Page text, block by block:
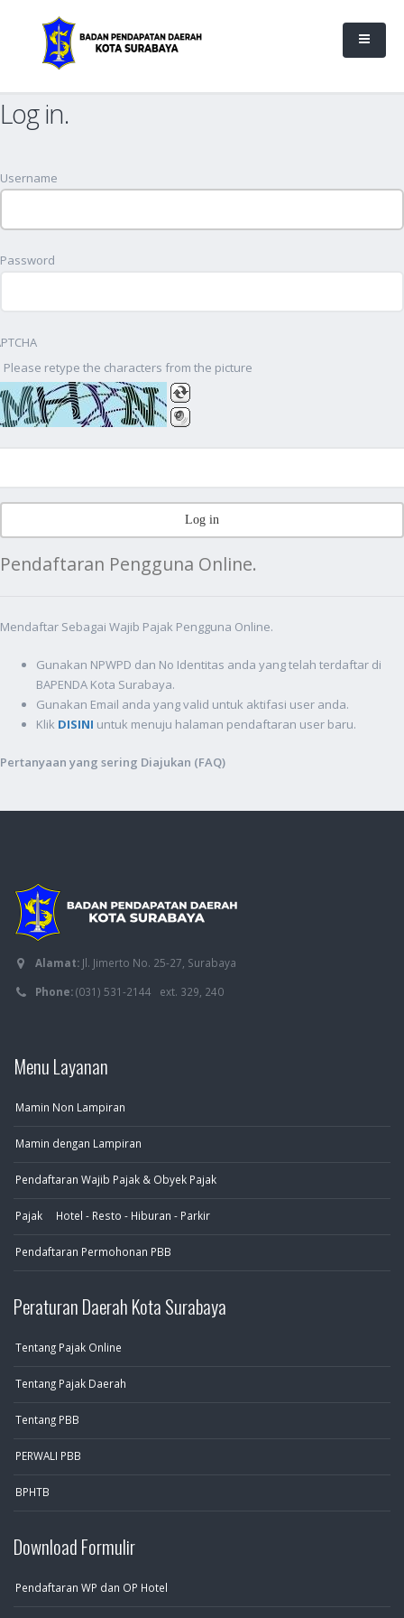
Log in.
Username
Password
Please retype the characters from the picture
Pendaftaran Pengguna Online.
Mendaftar Sebagai Wajib Pajak Pengguna Online.
Gunakan NPWPD dan No Identitas anda yang telah terdaftar di
BAPENDA Kota Surabaya.
Gunakan Email anda yang valid untuk aktifasi user anda.
Klik DISINI untuk menuju halaman pendaftaran user baru.
Pertanyaan yang sering Diajukan (FAQ)
Alamat: Jl. Jimerto No. 25-27, Surabaya
Phone:(031) 531-2144 ext. 329, 240
Menu Layanan
Mamin Non Lampiran
Mamin dengan Lampiran
Pendaftaran Wajib Pajak & Obyek Pajak
Pajak Hotel - Resto - Hiburan - Parkir
Pendaftaran Permohonan PBB
Peraturan Daerah Kota Surabaya
Tentang Pajak Online
Tentang Pajak Daerah
Tentang PBB
PERWALI PBB
BPHTB
Download Formulir
Pendaftaran WP dan OP Hotel